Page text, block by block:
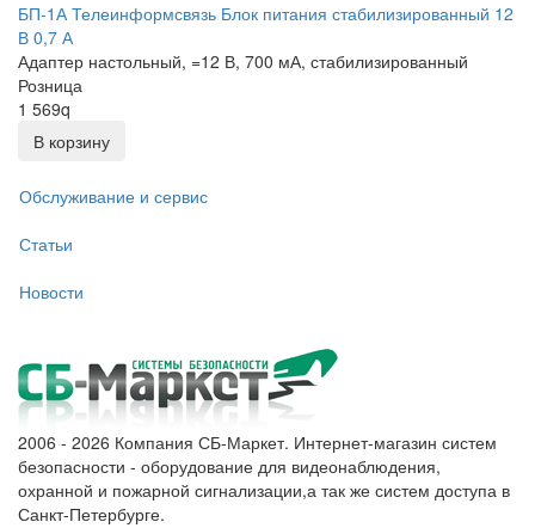
БП-1А Телеинформсвязь Блок питания стабилизированный 12
В 0,7 А
Адаптер настольный, =12 В, 700 мА, стабилизированный
Розница
1 569q
В корзину
Обслуживание и сервис
Статьи
Новости
2006 - 2026 Компания СБ-Маркет. Интернет-магазин систем
безопасности - оборудование для видеонаблюдения,
охранной и пожарной сигнализации,а так же систем доступа в
Санкт-Петербурге.